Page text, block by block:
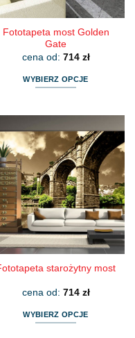
produktu
Fototapeta most Golden
Gate
cena od: 714 zł
WYBIERZ OPCJE
wiele
wariantów.
Opcje
można
wybrać
na
stronie
produktu
starożytny most
cena od: 714 zł
WYBIERZ OPCJE